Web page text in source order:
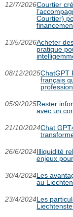
12/7/2026Courtier
Courtier)
13/5/2026Acheter
pratique
08/12/2025ChatGPT
français
05/9/2025Rester
avec un
21/10/2024Chat
26/6/2024Illiquidité
enjeux
30/4/2024Les
au
23/4/2024Les